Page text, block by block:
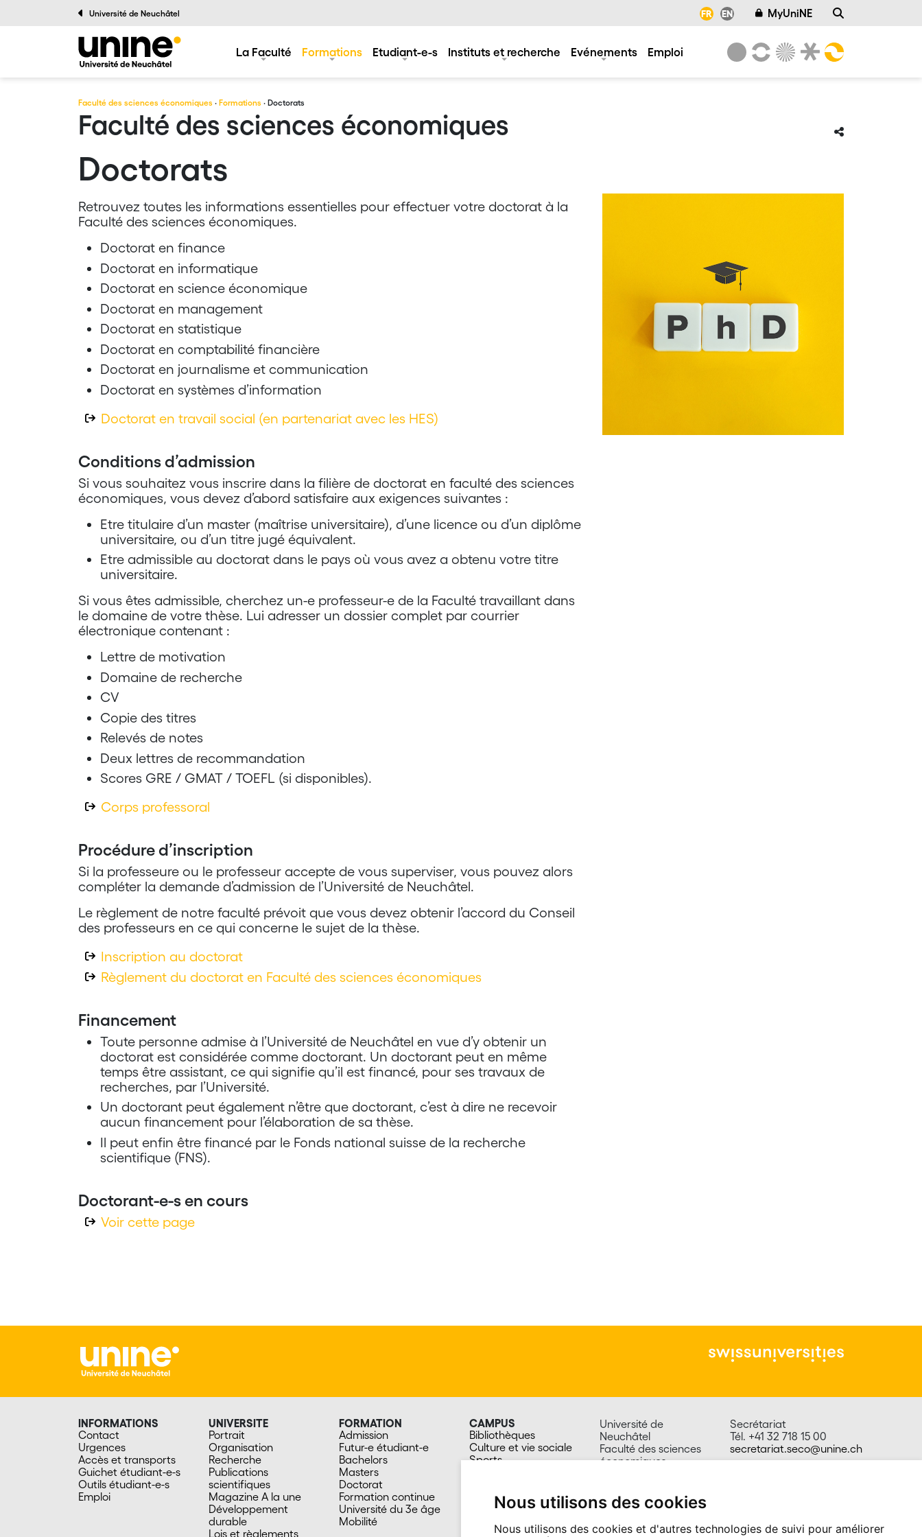
Nous utilisons des cookies
Nous utilisons des cookies et d'autres technologies de suivi pour améliorer
Université de Neuchâtel FR EN MyUniNE
La Faculté Formations Etudiant-e-s Instituts et recherche Evénements Emploi
Faculté des sciences économiques · Formations · Doctorats
Faculté des sciences économiques
Doctorats
Retrouvez toutes les informations essentielles pour effectuer votre doctorat à la
Faculté des sciences économiques.
Doctorat en finance
Doctorat en informatique
Doctorat en science économique
Doctorat en management
Doctorat en statistique
Doctorat en comptabilité financière
Doctorat en journalisme et communication
Doctorat en systèmes d’information
Doctorat en travail social (en partenariat avec les HES)
Conditions d’admission
Si vous souhaitez vous inscrire dans la filière de doctorat en faculté des sciences
économiques, vous devez d’abord satisfaire aux exigences suivantes :
Etre titulaire d’un master (maîtrise universitaire), d’une licence ou d’un diplôme
universitaire, ou d’un titre jugé équivalent.
Etre admissible au doctorat dans le pays où vous avez a obtenu votre titre
universitaire.
Si vous êtes admissible, cherchez un-e professeur-e de la Faculté travaillant dans
le domaine de votre thèse. Lui adresser un dossier complet par courrier
électronique contenant :
Lettre de motivation
Domaine de recherche
CV
Copie des titres
Relevés de notes
Deux lettres de recommandation
Scores GRE / GMAT / TOEFL (si disponibles).
Corps professoral
Procédure d’inscription
Si la professeure ou le professeur accepte de vous superviser, vous pouvez alors
compléter la demande d’admission de l’Université de Neuchâtel.
Le règlement de notre faculté prévoit que vous devez obtenir l’accord du Conseil
des professeurs en ce qui concerne le sujet de la thèse.
Inscription au doctorat
Règlement du doctorat en Faculté des sciences économiques
Financement
Toute personne admise à l’Université de Neuchâtel en vue d’y obtenir un
doctorat est considérée comme doctorant. Un doctorant peut en même
temps être assistant, ce qui signifie qu’il est financé, pour ses travaux de
recherches, par l’Université.
Un doctorant peut également n’être que doctorant, c’est à dire ne recevoir
aucun financement pour l’élaboration de sa thèse.
Il peut enfin être financé par le Fonds national suisse de la recherche
scientifique (FNS).
Doctorant-e-s en cours
Voir cette page
INFORMATIONS
Contact
Urgences
Accès et transports
Guichet étudiant-e-s
Outils étudiant-e-s
Emploi
UNIVERSITE
Portrait
Organisation
Recherche
Publications
scientifiques
Magazine A la une
Développement
durable
Lois et règlements
FORMATION
Admission
Futur-e étudiant-e
Bachelors
Masters
Doctorat
Formation continue
Université du 3e âge
Mobilité
CAMPUS
Bibliothèques
Culture et vie sociale
Sports
En images
Université de
Neuchâtel
Faculté des sciences
économiques
Suisse
Secrétariat
Tél. +41 32 718 15 00
secretariat.seco@unine.ch